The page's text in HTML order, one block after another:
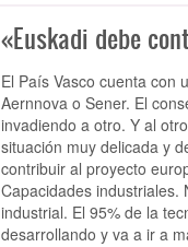
«Euskadi debe
El País Vasco cuenta con
Aernnova o Sener. El
invadiendo a otro. Y al
situación muy delicada y
contribuir al proyecto
Capacidades
industrial. El 95% de la
desarrollando y va a ir a